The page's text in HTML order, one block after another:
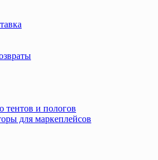
тентов и пологов
для маркеплейсов